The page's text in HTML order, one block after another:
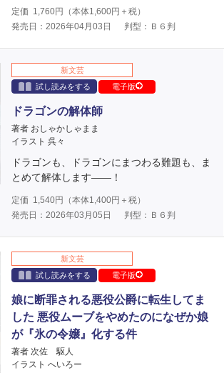
定価 1,760円（本体1,600円＋税）
発売日：2026年04月03日
判型：Ｂ６判
新文芸
試し読みをする
電子版
ドラゴンの解体師
著者 おしゃかしゃまま
イラスト 呉々
ドラゴンも、ドラゴンにまつわる難題も、ま
とめて解体します――！
定価 1,540円（本体1,400円＋税）
発売日：2026年03月05日
判型：Ｂ６判
新文芸
試し読みをする
電子版
娘に断罪される悪役公爵に転生してま
した 悪役ムーブをやめたのになぜか娘
が『氷の令嬢』化する件
著者 次佐 駆人
イラスト へいろー